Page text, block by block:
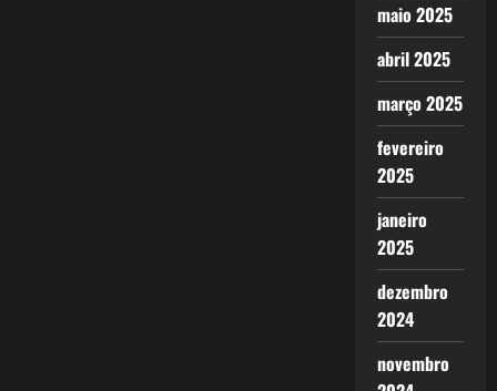
maio 2025
abril 2025
março 2025
fevereiro
2025
janeiro
2025
dezembro
2024
novembro